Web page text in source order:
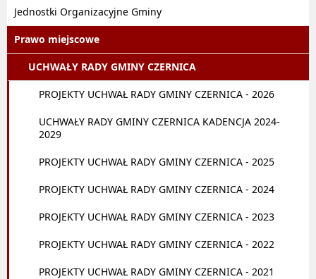
Jednostki Organizacyjne Gminy
Prawo miejscowe
UCHWAŁY RADY GMINY CZERNICA
PROJEKTY UCHWAŁ RADY GMINY CZERNICA - 2026
UCHWAŁY RADY GMINY CZERNICA KADENCJA 2024-
2029
PROJEKTY UCHWAŁ RADY GMINY CZERNICA - 2025
PROJEKTY UCHWAŁ RADY GMINY CZERNICA - 2024
PROJEKTY UCHWAŁ RADY GMINY CZERNICA - 2023
PROJEKTY UCHWAŁ RADY GMINY CZERNICA - 2022
PROJEKTY UCHWAŁ RADY GMINY CZERNICA - 2021